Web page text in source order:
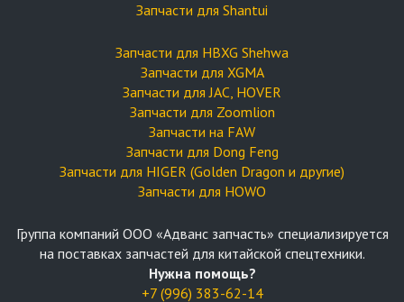
Запчасти для Shantui
Запчасти для HBXG Shehwa
Запчасти для XGMA
Запчасти для JAC, HOVER
Запчасти для Zoomlion
Запчасти на FAW
Запчасти для Dong Feng
Запчасти для HIGER (Golden Dragon и другие)
Запчасти для HOWO
Группа компаний OOO «Адванс запчасть» специализируется
на поставках запчастей для китайской спецтехники.
Нужна помощь?
+7 (996) 383-62-14